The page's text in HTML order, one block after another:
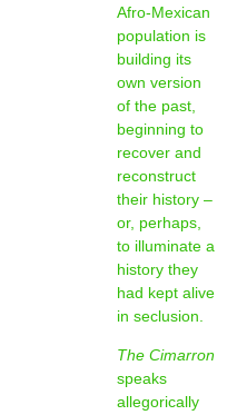
Afro-Mexican
population is
building its
own version
of the past,
beginning to
recover and
reconstruct
their history –
or, perhaps,
to illuminate a
history they
had kept alive
in seclusion.
The Cimarron
speaks
allegorically